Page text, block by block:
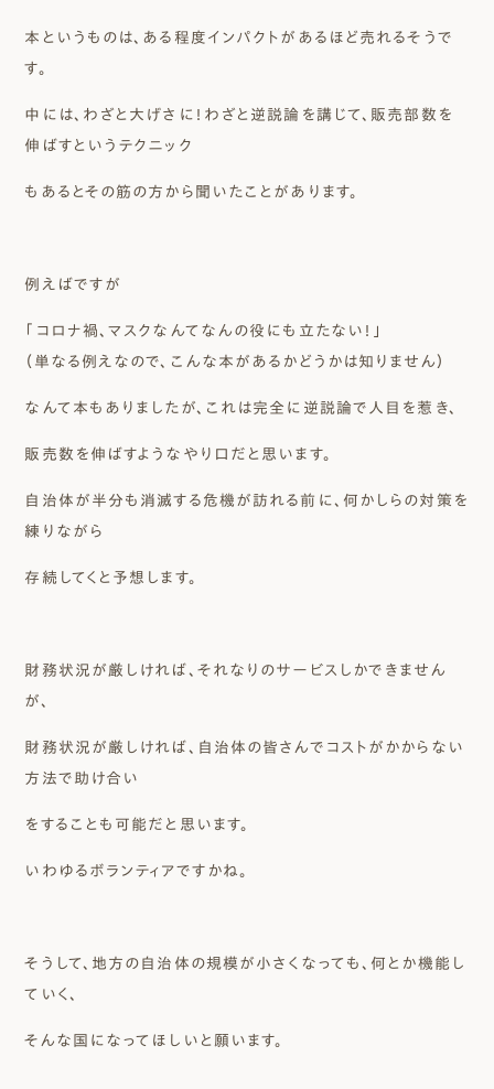
本というものは、ある程度インパクトがあるほど売れるそうで
す。
中には、わざと大げさに！わざと逆説論を講じて、販売部数を
伸ばすというテクニック
もあるとその筋の方から聞いたことがあります。
例えばですが
「コロナ禍、マスクなんてなんの役にも立たない！」
（単なる例えなので、こんな本があるかどうかは知りません）
なんて本もありましたが、これは完全に逆説論で人目を惹き、
販売数を伸ばすようなやり口だと思います。
自治体が半分も消滅する危機が訪れる前に、何かしらの対策を
練りながら
存続してくと予想します。
財務状況が厳しければ、それなりのサービスしかできません
が、
財務状況が厳しければ、自治体の皆さんでコストがかからない
方法で助け合い
をすることも可能だと思います。
いわゆるボランティアですかね。
そうして、地方の自治体の規模が小さくなっても、何とか機能し
ていく、
そんな国になってほしいと願います。